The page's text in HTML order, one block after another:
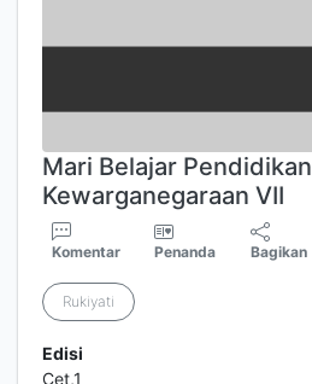
Mari Belajar Pendidikan
Kewarganegaraan VII
Komentar Penanda Bagikan
Rukiyati
Edisi
Cet,1